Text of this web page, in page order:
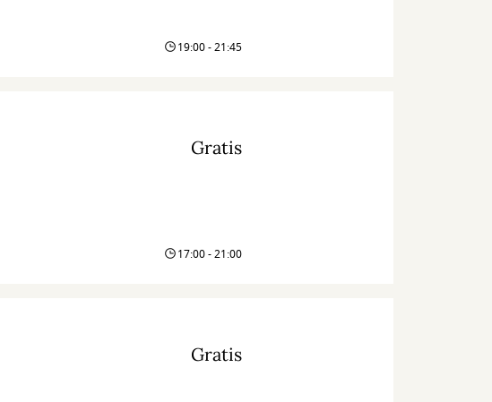
19:00 - 21:45
Gratis
17:00 - 21:00
Gratis